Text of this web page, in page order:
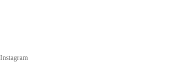
Instagram